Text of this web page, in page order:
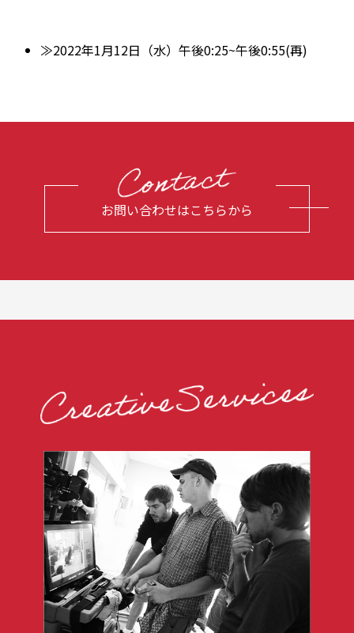
≫2022年1月12日（水）午後0:25~午後0:55(再)
お問い合わせはこちらから